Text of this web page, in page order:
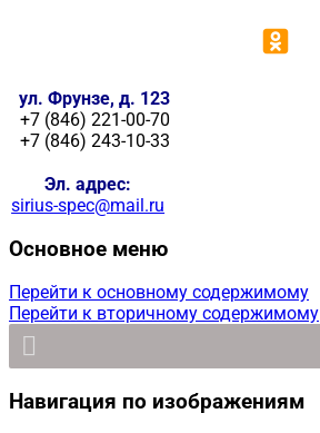
ул. Фрунзе, д. 123
+7 (846) 221-00-70
+7 (846) 243-10-33
Эл. адрес:
sirius-spec@mail.ru
Основное меню
Перейти к основному содержимому
Перейти к вторичному содержимому
Навигация по изображениям